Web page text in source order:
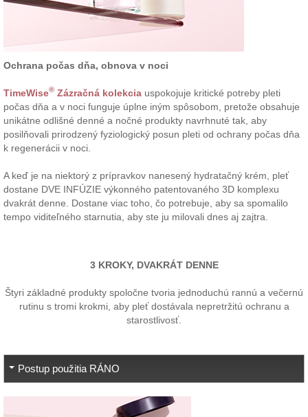
Ochrana počas dňa, obnova v noci
TimeWise® Zázračná kolekcia uspokojuje kritické potreby pleti
počas dňa a v noci funguje úplne iným spôsobom, pretože obsahuje
unikátne odlišné denné a nočné produkty navrhnuté tak, aby
posilňovali prirodzený fyziologický posun pleti od ochrany počas dňa
k regenerácii v noci.
A keď je na niektorý z prípravkov nanesený hydratačný krém, pleť
dostane DVE INFÚZIE výkonného patentovaného 3D komplexu
dvakrát denne. Dostane viac toho, čo potrebuje, aby sa spomalilo
tempo viditeľného starnutia, aby ste ju milovali dnes aj zajtra.
3 KROKY, DVAKRÁT DENNE
Štyri základné produkty spoločne tvoria jednoduchú rannú a večernú
rutinu s tromi krokmi, aby pleť dostávala nepretržitú ochranu a
starostlivosť.
Postup použitia RÁNO